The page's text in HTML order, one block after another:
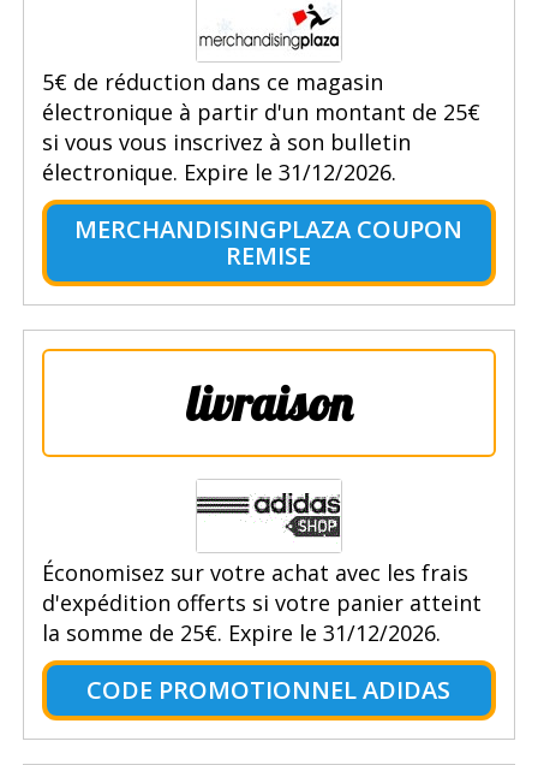
5€ de réduction dans ce magasin
électronique à partir d'un montant de 25€
si vous vous inscrivez à son bulletin
électronique. Expire le 31/12/2026.
MERCHANDISINGPLAZA COUPON
REMISE
livraison
Économisez sur votre achat avec les frais
d'expédition offerts si votre panier atteint
la somme de 25€. Expire le 31/12/2026.
CODE PROMOTIONNEL ADIDAS